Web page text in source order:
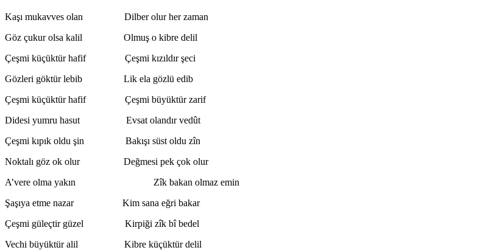
Kaşı mukavves olan Dilber olur her zaman
Göz çukur olsa kalil Olmuş o kibre delil
Çeşmi küçüktür hafif Çeşmi kızıldır şeci
Gözleri göktür lebib Lik ela gözlü edib
Çeşmi küçüktür hafif Çeşmi büyüktür zarif
Didesi yumru hasut Evsat olandır vedût
Çeşmi kıpık oldu şin Bakışı süst oldu zîn
Noktalı göz ok olur Değmesi pek çok olur
A’vere olma yakın Zîk bakan olmaz emin
Şaşıya etme nazar Kim sana eğri bakar
Çeşmi güleçtir güzel Kirpiği zîk bî bedel
Vechi büyüktür alil Kibre küçüktür delil